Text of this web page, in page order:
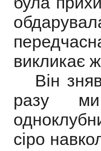
викликає
Він
разу ми
сіро